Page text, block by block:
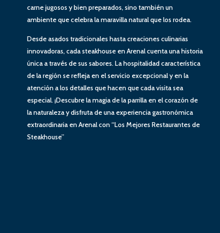
carne jugosos y bien preparados, sino también un
ambiente que celebra la maravilla natural que los rodea.
Desde asados tradicionales hasta creaciones culinarias
innovadoras, cada steakhouse en Arenal cuenta una historia
única a través de sus sabores. La hospitalidad característica
de la región se refleja en el servicio excepcional y en la
atención a los detalles que hacen que cada visita sea
especial. ¡Descubre la magia de la parrilla en el corazón de
la naturaleza y disfruta de una experiencia gastronómica
extraordinaria en Arenal con “Los Mejores Restaurantes de
Steakhouse”